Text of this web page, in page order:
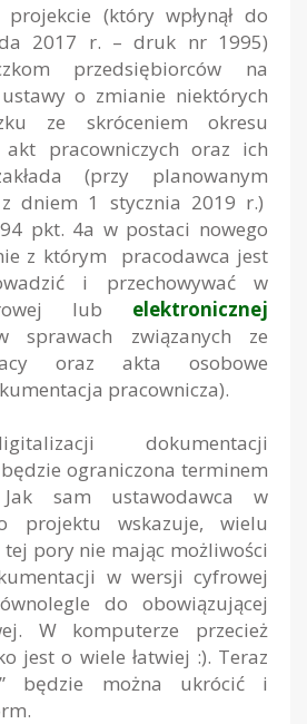
(który wpłynął do
2017 r. – druk nr 1995)
przedsiębiorców na
o zmianie niektórych
ze skróceniem okresu
akt pracowniczych oraz ich
(przy planowanym
dniem 1 stycznia 2019 r.)
pkt. 4a w postaci nowego
z którym pracodawca jest
i przechowywać w
lub elektronicznej
sprawach związanych ze
oraz akta osobowe
pracownicza).
dokumentacji
ograniczona terminem
sam ustawodawca w
projektu wskazuje, wielu
pory nie mając możliwości
w wersji cyfrowej
do obowiązującej
W komputerze przecież
jest o wiele łatwiej :). Teraz
będzie można ukrócić i